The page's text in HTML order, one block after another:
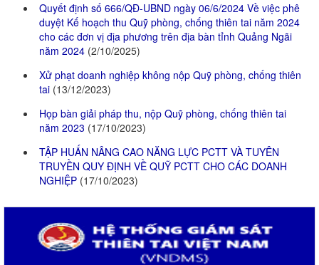
Quyết định số 666/QĐ-UBND ngày 06/6/2024 Về việc phê
duyệt Kế hoạch thu Quỹ phòng, chống thiên tai năm 2024
cho các đơn vị địa phương trên địa bàn tỉnh Quảng Ngãi
năm 2024 (2/10/2025)
Xử phạt doanh nghiệp không nộp Quỹ phòng, chống thiên
tai (13/12/2023)
Họp bàn giải pháp thu, nộp Quỹ phòng, chống thiên tai
năm 2023 (17/10/2023)
TẬP HUẤN NÂNG CAO NĂNG LỰC PCTT VÀ TUYÊN
TRUYỀN QUY ĐỊNH VỀ QUỸ PCTT CHO CÁC DOANH
NGHIỆP (17/10/2023)